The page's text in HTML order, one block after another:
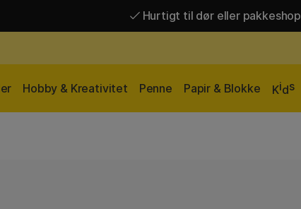
Hurtigt til dør eller pakkeshop
Hobby & Kreativitet Penne Papir & Blokke Kids